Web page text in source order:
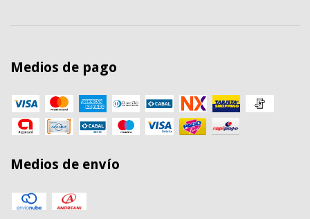
Medios de pago
Medios de envío